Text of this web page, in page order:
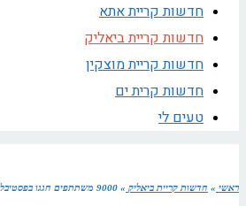
חדשות קריית אתא
חדשות קריית ביאליק
חדשות קריית מוצקין
חדשות קרית ים
טעים לי
ראשי » חדשות קריית ביאליק » 9000 משתתפים חגגו בפסטיבל הבירה של קריית ביאליק